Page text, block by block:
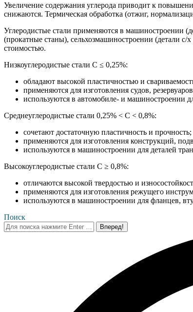
Увеличение содержания углерода приводит к
снижаются. Термическая обработка (отжиг,
Углеродистые стали применяются в машиностроении
(прокатные станы), сельхозмашиностроении (детали
стоимостью.
Низкоуглеродистые стали C ≤ 0,25%:
обладают высокой пластичностью и
применяются для изготовления судов,
используются в автомобиле- и машиностроении
Среднеуглеродистые стали 0,25% < C < 0,8%:
сочетают достаточную пластичность и прочность;
применяются для изготовления конструкций,
используются в машиностроении для деталей
Высокоуглеродистые стали C ≥ 0,8%:
отличаются высокой твердостью и
применяются для изготовления режущего
используются в машиностроении для фланцев,
Поиск
Поиск: